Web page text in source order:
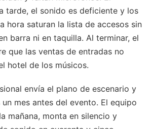
tarde, el sonido es deficiente y los
hora saturan la lista de accesos sin
barra ni en taquilla. Al terminar, el
que las ventas de entradas no
hotel de los músicos.
envía el plano de escenario y
mes antes del evento. El equipo
mañana, monta en silencio y